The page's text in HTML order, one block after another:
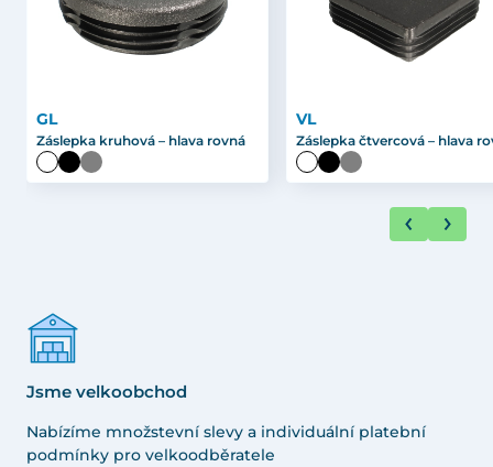
GL
Záslepka kruhová – hlava rovná
VL
Záslepka čtvercová – hlava
Jsme velkoobchod
Nabízíme množstevní slevy a individuální platební
podmínky pro velkoodběratele